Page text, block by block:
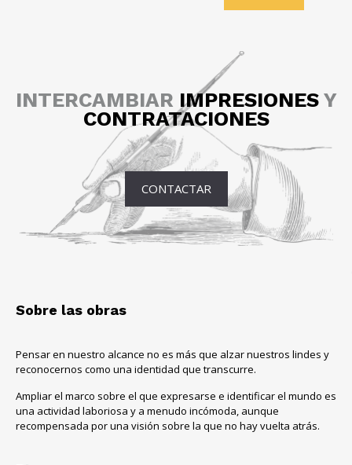
INTERCAMBIAR IMPRESIONES Y
CONTRATACIONES
CONTACTAR
Sobre las obras
Pensar en nuestro alcance no es más que alzar nuestros lindes y
reconocernos como una identidad que transcurre.
Ampliar el marco sobre el que expresarse e identificar el mundo es
una actividad laboriosa y a menudo incómoda, aunque
recompensada por una visión sobre la que no hay vuelta atrás.